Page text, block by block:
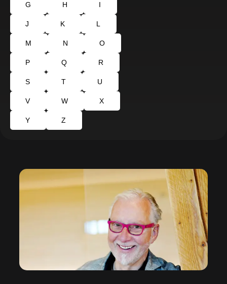
G H I
J K L
M N O
P Q R
S T U
V W X
Y Z